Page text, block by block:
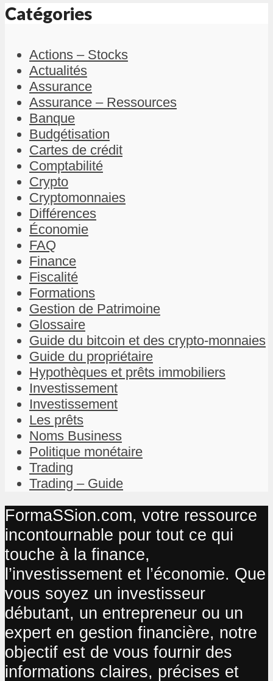
Catégories
Actions – Stocks
Actualités
Assurance
Assurance – Ressources
Banque
Budgétisation
Cartes de crédit
Comptabilité
Crypto
Cryptomonnaies
Différences
Économie
FAQ
Finance
Fiscalité
Formations
Gestion de Patrimoine
Glossaire
Guide du bitcoin et des crypto-monnaies
Guide du propriétaire
Hypothèques et prêts immobiliers
Investissement
Investissement
Les prêts
Noms Business
Politique monétaire
Trading
Trading – Guide
FormaSSion.com, votre ressource
incontournable pour tout ce qui
touche à la finance,
l’investissement et l’économie. Que
vous soyez un investisseur
débutant, un entrepreneur ou un
expert en gestion financière, notre
objectif est de vous fournir des
informations claires, précises et